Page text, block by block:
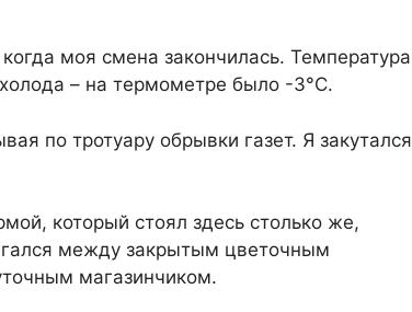
моя смена закончилась. Температура
– на термометре было -3°C.
по тротуару обрывки газет. Я закутался
который стоял здесь столько же,
между закрытым цветочным
магазинчиком.